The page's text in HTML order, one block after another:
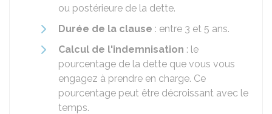
ou postérieure de la dette.
Durée de la clause : entre 3 et 5 ans.
Calcul de l'indemnisation : le
pourcentage de la dette que vous vous
engagez à prendre en charge. Ce
pourcentage peut être décroissant avec le
temps.